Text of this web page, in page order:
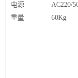
电源
AC220/
重量
60Kg